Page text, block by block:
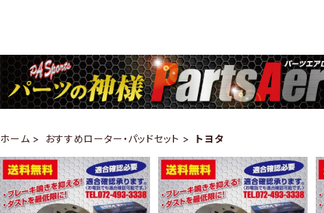
ホーム おすすめローター・パッドセット トヨタ